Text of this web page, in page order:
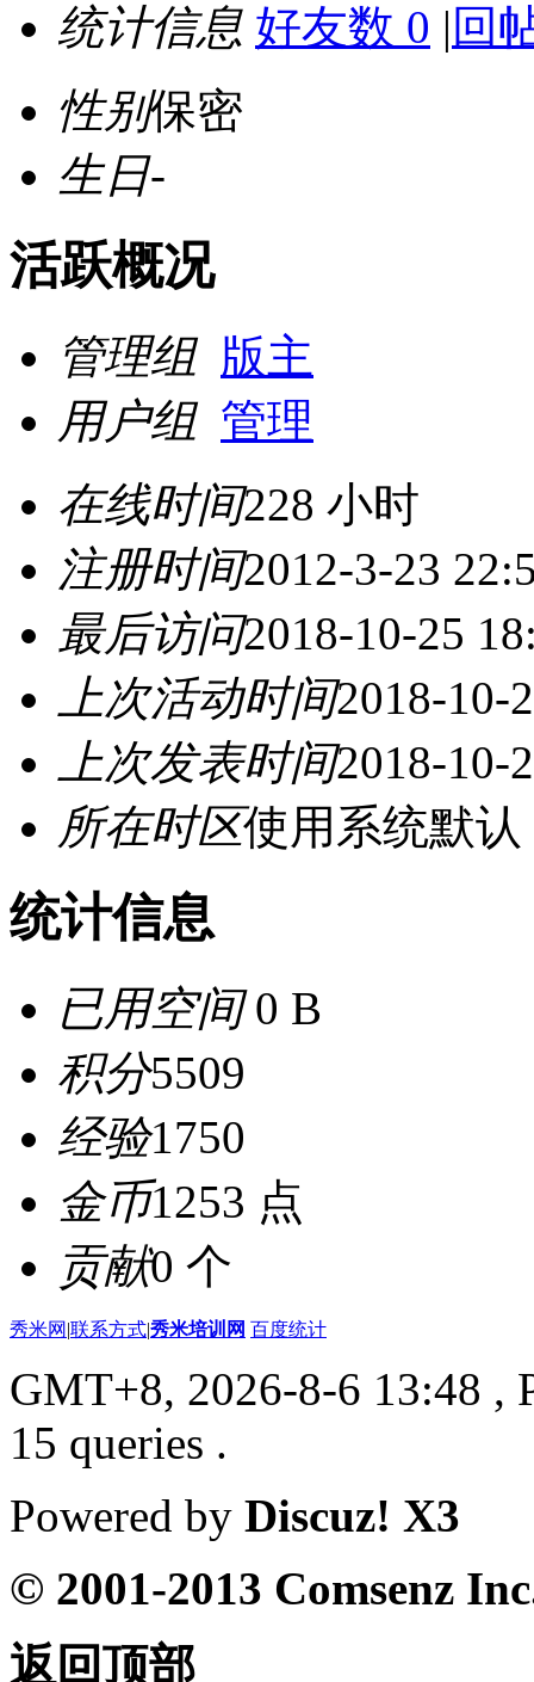
统计信息 好友数 0 | 回
性别保密
生日-
活跃概况
管理组 版主
用户组 管理
在线时间228 小时
注册时间2012-3-23
最后访问2018-10-25
上次活动时间2018-10-
上次发表时间2018-10-
所在时区使用系统默认
统计信息
已用空间0 B
积分5509
经验1750
金币1253 点
贡献0 个
秀米网 |联系方式|秀米培训网 百度统计
GMT+8, 2026-8-6 13:48 ,
15 queries .
Powered by Discuz! X3
© 2001-2013 Comsenz
返回顶部